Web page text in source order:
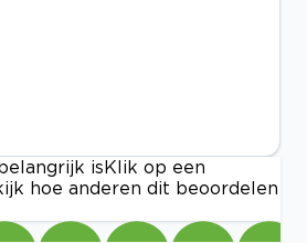
is Klik op een
hoe anderen dit beoordelen